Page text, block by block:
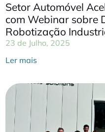
Setor Automóvel
com Webinar sobre
Robotização
23 de Julho, 2025
Ler mais